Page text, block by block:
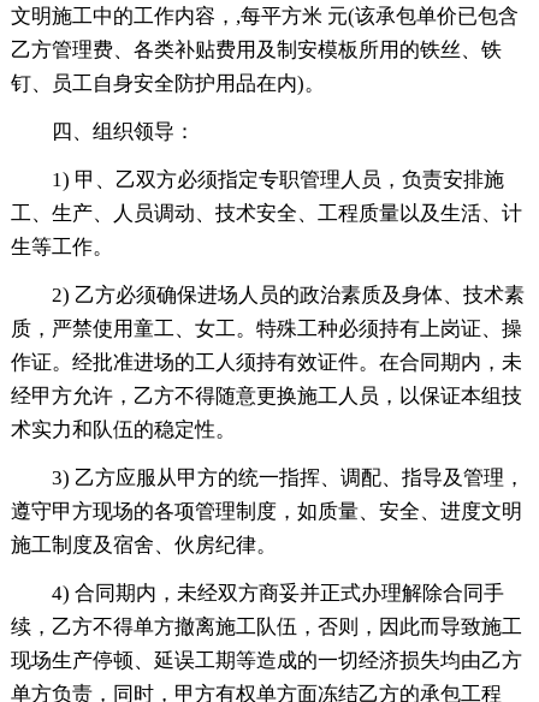
文明施工中的工作内容，,每平方米 元(该承包单价已包含
乙方管理费、各类补贴费用及制安模板所用的铁丝、铁
钉、员工自身安全防护用品在内)。
四、组织领导：
1) 甲、乙双方必须指定专职管理人员，负责安排施
工、生产、人员调动、技术安全、工程质量以及生活、计
生等工作。
2) 乙方必须确保进场人员的政治素质及身体、技术素
质，严禁使用童工、女工。特殊工种必须持有上岗证、操
作证。经批准进场的工人须持有效证件。在合同期内，未
经甲方允许，乙方不得随意更换施工人员，以保证本组技
术实力和队伍的稳定性。
3) 乙方应服从甲方的统一指挥、调配、指导及管理，
遵守甲方现场的各项管理制度，如质量、安全、进度文明
施工制度及宿舍、伙房纪律。
4) 合同期内，未经双方商妥并正式办理解除合同手
续，乙方不得单方撤离施工队伍，否则，因此而导致施工
现场生产停顿、延误工期等造成的一切经济损失均由乙方
单方负责，同时，甲方有权单方面冻结乙方的承包工程